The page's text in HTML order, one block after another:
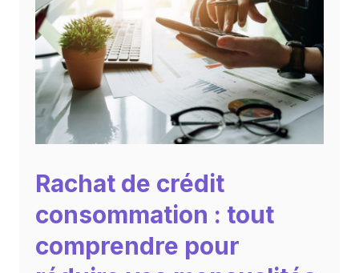
Rachat de crédit
consommation : tout
comprendre pour